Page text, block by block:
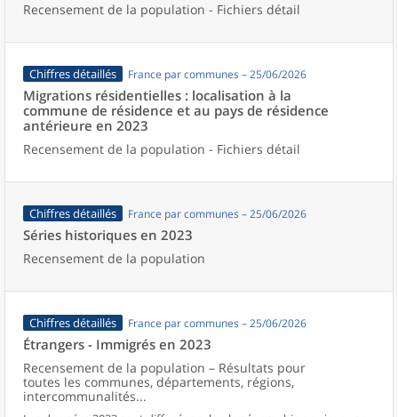
Recensement de la population - Fichiers détail
Chiffres détaillés France par communes – 25/06/2026
Migrations résidentielles : localisation à la
commune de résidence et au pays de résidence
antérieure en 2023
Recensement de la population - Fichiers détail
Chiffres détaillés France par communes – 25/06/2026
Séries historiques en 2023
Recensement de la population
Chiffres détaillés France par communes – 25/06/2026
Étrangers - Immigrés en 2023
Recensement de la population – Résultats pour
toutes les communes, départements, régions,
intercommunalités...